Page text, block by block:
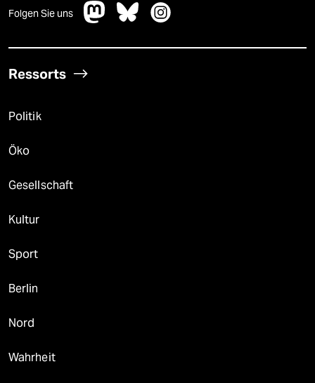
Folgen Sie uns
Ressorts
Politik
Öko
Gesellschaft
Kultur
Sport
Berlin
Nord
Wahrheit